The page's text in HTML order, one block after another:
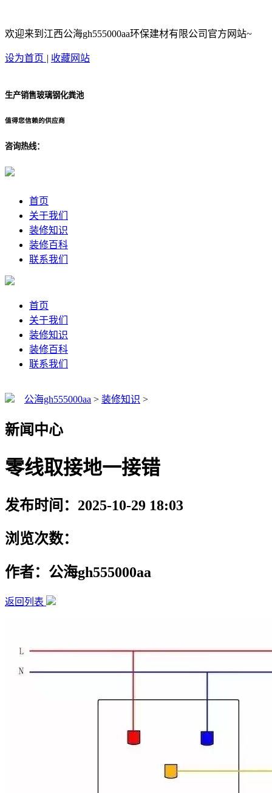
欢迎来到江西公海gh555000aa环保建材有限公司官方网站~
设为首页 | 收藏网站
生产销售玻璃钢化粪池
值得您信赖的供应商
咨询热线：
首页
关于我们
装修知识
装修百科
联系我们
首页
关于我们
装修知识
装修百科
联系我们
公海gh555000aa > 装修知识 >
新闻中心
零线取接地一接错
发布时间：2025-10-29 18:03
浏览次数：
作者：公海gh555000aa
返回列表